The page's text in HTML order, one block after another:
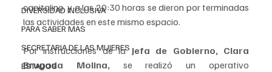
DIVERSIDAD INCLUSIVA
PARA SABER MAS
SECRETARIA DE LAS MUJERES
ESTADOS
capitalino, y a las 20:30 horas se dieron por terminadas
las actividades en este mismo espacio.
Por instrucciones de la Jefa de Gobierno, Clara
Brugada Molina, se realizó un operativo